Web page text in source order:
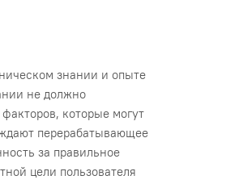
знании и опыте
не должно
которые могут
перерабатывающее
за правильное
цели пользователя